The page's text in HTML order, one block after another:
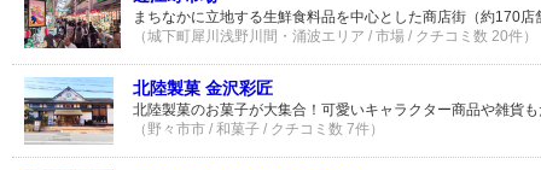
まちなかに立地する生鮮食料品を中心とした商店街（約170
（城下町犀川浅野川間・涌波エリア / 市場 / クチコミ数 20件）
北陸製菓 金沢彩匠
北陸製菓のお菓子が大集合！可愛いキャラクター商品や雑貨
（野々市市 / 和菓子 / クチコミ数 7件）